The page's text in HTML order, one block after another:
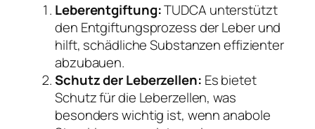
Leberentgiftung:TUDCA unterstützt
den Entgiftungsprozess der Leber und
hilft, schädliche Substanzen effizienter
abzubauen.
Schutz der Leberzellen: Es bietet
Schutz für die Leberzellen, was
besonders wichtig ist, wenn anabole